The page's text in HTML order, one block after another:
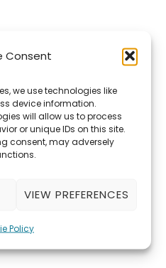
Consent
we use technologies like
device information.
will allow us to process
or unique IDs on this site.
consent, may adversely
VIEW PREFERENCES
Policy